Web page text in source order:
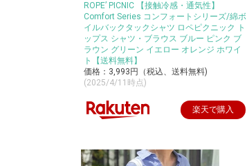
ROPE’ PICNIC 【接触冷感・通気性】
Comfort Series コンフォートシリーズ/綿ボ
イルバックタックシャツ ロペピクニック ト
ップス シャツ・ブラウス ブルー ピンク ブ
ラウン グリーン イエロー オレンジ ホワイ
ト【送料無料】
価格：3,993円（税込、送料無料)
(2025/4/11時点)
楽天で購入